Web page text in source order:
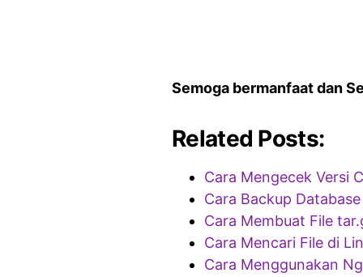
Semoga bermanfaat dan
Related Posts:
Cara Mengecek Versi
Cara Backup
Cara Membuat File
Cara Mencari File di
Cara Menggunakan